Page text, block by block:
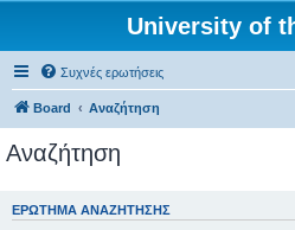
University of
Συχνές ερωτήσεις
Board Αναζήτηση
Αναζήτηση
ΕΡΏΤΗΜΑ ΑΝΑΖΉΤΗΣΗΣ